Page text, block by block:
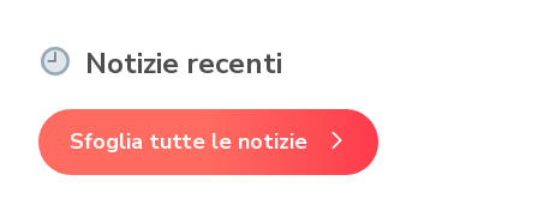
Notizie recenti
Sfoglia tutte le notizie